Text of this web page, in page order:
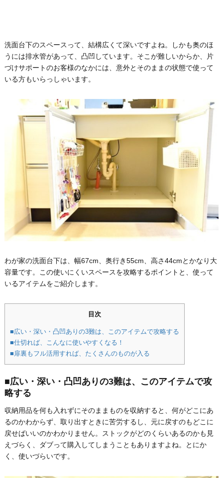
洗面台下のスペースって、結構広くて深いですよね。しかも奥のほ
うには排水管があって、凸凹しています。そこが難しいからか、片
づけサポートのお客様のなかには、意外とそのままの状態で使って
いる方もいらっしゃいます。
わが家の洗面台下は、幅67cm、奥行き55cm、高さ44cmとかなり大
容量です。この使いにくいスペースを攻略するポイントと、使って
いるアイテムをご紹介します。
目次
■広い・深い・凸凹ありの3難は、このアイテムで攻略する
■仕切れば、こんなに使いやすくなる！
■扉裏もフル活用すれば、たくさんのものが入る
■広い・深い・凸凹ありの3難は、このアイテムで攻
略する
収納用品を何も入れずにそのままものを収納すると、何がどこにあ
るのかわからず、取り出すときに苦労するし、元に戻すのもどこに
戻せばいいのかわかりません。ストックがどのくらいあるのかも見
えづらく、ダブって購入してしまうこともありますよね。とにか
く、使いづらいです。